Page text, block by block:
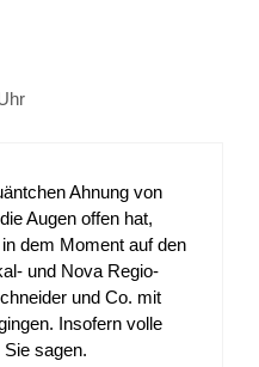
Ahnung von
Augen offen hat,
dem Moment auf den
und Nova Regio-
und Co. mit
Insofern volle
sagen.